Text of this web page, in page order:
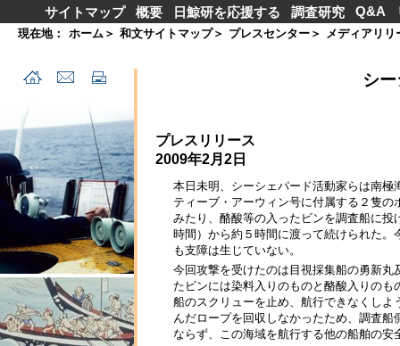
サイトマップ 概要 日鯨研を応援する 調査研究 Q&A
現在地： ホーム ＞ 和文サイトマップ＞ プレスセンター ＞ メディアリリ
シ
プレスリリース
2009年2月2日
本日未明、シーシェパード活動家らは南
ティーブ・アーウィン号に付属する２隻
みたり、酪酸等の入ったビンを調査船に
時間）から約５時間に渡って続けられた
も支障は生じていない。
今回攻撃を受けたのは目視採集船の勇新
たビンには染料入りのものと酪酸入りの
船のスクリューを止め、航行できなくし
んだロープを回収しなかったため、調査
ならず、この海域を航行する他の船舶の